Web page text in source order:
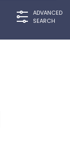
ADVANCED
SEARCH